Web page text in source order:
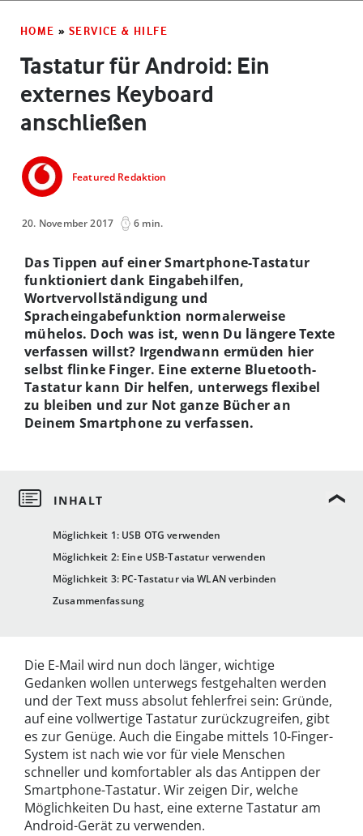
HOME » SERVICE & HILFE
Tastatur für Android: Ein
externes Keyboard
anschließen
Featured Redaktion
20. November 2017 6 min.
Möglichkeit 1: USB OTG verwenden
Möglichkeit 2: Eine USB-Tastatur verwenden
Möglichkeit 3: PC-Tastatur via WLAN verbinden
Zusammenfassung
Das Tippen auf einer Smartphone-Tastatur
funktioniert dank Eingabehilfen,
Wortvervollständigung und
Spracheingabefunktion normalerweise
mühelos. Doch was ist, wenn Du längere Texte
verfassen willst? Irgendwann ermüden hier
selbst flinke Finger. Eine externe Bluetooth-
Tastatur kann Dir helfen, unterwegs flexibel
zu bleiben und zur Not ganze Bücher an
Deinem Smartphone zu verfassen.
Die E-Mail wird nun doch länger, wichtige
Gedanken wollen unterwegs festgehalten werden
und der Text muss absolut fehlerfrei sein: Gründe,
auf eine vollwertige Tastatur zurückzugreifen, gibt
es zur Genüge. Auch die Eingabe mittels 10-Finger-
System ist nach wie vor für viele Menschen
schneller und komfortabler als das Antippen der
Smartphone-Tastatur. Wir zeigen Dir, welche
Möglichkeiten Du hast, eine externe Tastatur am
Android-Gerät zu verwenden.